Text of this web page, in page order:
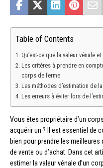
Table of Contents
Qu’est-ce que la valeur vénale
Les critères à prendre en
corps de ferme
Les méthodes d’estimation de
Les erreurs à éviter lors de
Vous êtes propriétaire d’un
acquérir un ? Il est essentiel de
bien pour prendre les
de vente ou d’achat. Dans cet
estimer la valeur vénale d’un